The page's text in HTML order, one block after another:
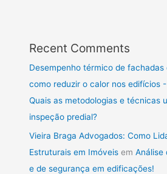
Recent Comments
Desempenho térmico de fachadas
como reduzir o calor nos edifícios
Quais as metodologias e técnicas
inspeção predial?
Vieira Braga Advogados: Como
Estruturais em Imóveis emAnálise
e de segurança em edificações!